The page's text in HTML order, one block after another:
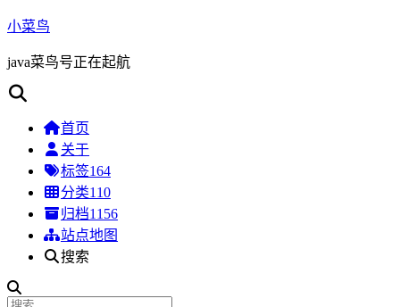
小菜鸟
java菜鸟号正在起航
首页
关于
标签164
分类110
归档1156
站点地图
搜索